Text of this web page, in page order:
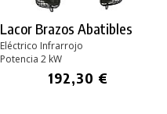
Lacor Brazos Abatibles
Eléctrico Infrarrojo
Potencia 2 kW
192,30 €